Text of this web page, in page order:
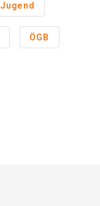
Jugend
ÖGB